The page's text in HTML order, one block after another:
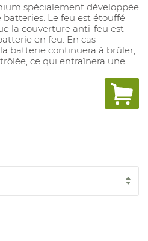
spécialement développée
Le feu est étouffé
la couverture anti-feu est
en feu. En cas
batterie continuera à brûler,
ce qui entraînera une
et de chaleur. La
utilisée plusieurs fois et
2 perches telelscopique pour
la hisser au-dessus du chario
jusqu'à 1000°C